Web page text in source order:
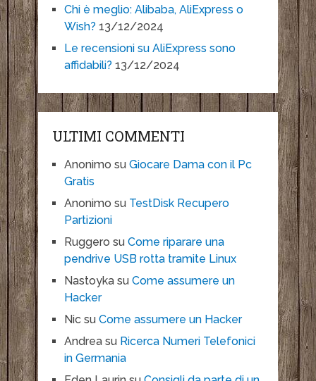
Chi è meglio: Alibaba, AliExpress o
Wish? 13/12/2024
Le recensioni su AliExpress sono
affidabili? 13/12/2024
ULTIMI COMMENTI
Anonimo su Giocare Dama con il Pc
Gratis
Anonimo su TestDisk Recupero
Partizioni
Ruggero su Come riparare una
pendrive USB rotta tramite Linux
Nastoykasu Come assumere un
Hacker
Nicsu Come assumere un Hacker
Andreasu Ricerca Numeri Telefonici
in Germania